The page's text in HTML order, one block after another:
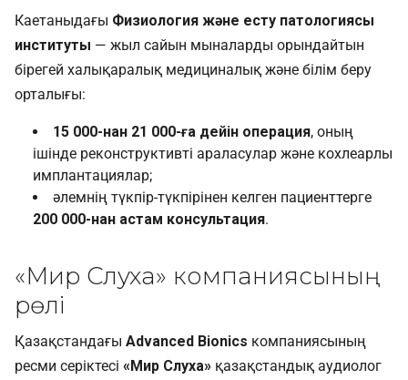
Каетаныдағы Физиология және есту патологиясы
институты — жыл сайын мыналарды орындайтын
бірегей халықаралық медициналық және білім беру
орталығы:
15 000-нан 21 000-ға дейін операция, оның
ішінде реконструктивті араласулар және кохлеарлы
имплантациялар;
әлемнің түкпір-түкпірінен келген пациенттерге
200 000-нан астам консультация.
«Мир Слуха» компаниясының
рөлі
Қазақстандағы Advanced Bionics компаниясының
ресми серіктесі «Мир Слуха» қазақстандық аудиолог